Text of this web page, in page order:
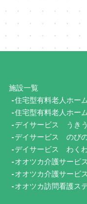
施設一覧
住宅型有料老人ホー
住宅型有料老人ホー
デイサービス
うき
デイサービス のび
デイサービス わく
オオツカ介護サービ
オオツカ介護サー
オオツカ訪問看護ス